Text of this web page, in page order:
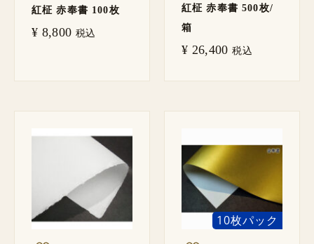
紅柾 赤奉書 100枚
¥ 8,800 税込
紅柾 赤奉書 500枚/
箱
¥ 26,400 税込
格
¥ 4,200
–
¥ 115,500
10枚パック